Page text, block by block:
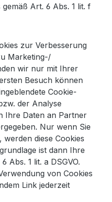
Art. 6 Abs. 1 lit. f
zur Verbesserung
Marketing-/
wir nur mit Ihrer
Besuch können
Cookie-
der Analyse
Ihre Daten an Partner
Nur wenn Sie
werden diese Cookies
ist dann Ihre
Abs. 1 lit. a DSGVO.
von Cookies
Link jederzeit